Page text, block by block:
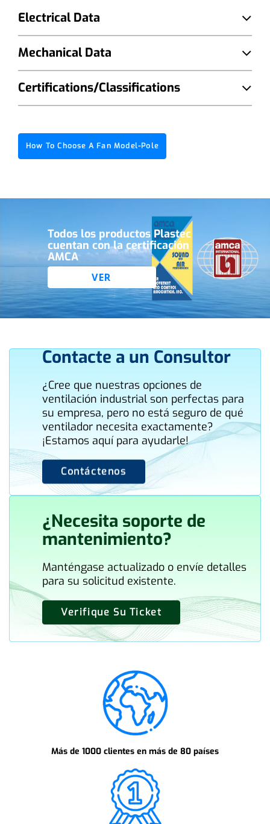
Electrical Data
Mechanical Data
Certifications/Classifications
How To Choose A Fan Model-Pole
Todos los productos Plastec
cuentan con la certificación
AMCA
VER
Contacte a un Consultor
¿Cree que nuestras opciones de
ventilación industrial son perfectas para
su empresa, pero no está seguro de qué
ventilador necesita exactamente?
¡Estamos aquí para ayudarle!
Contáctenos
¿Necesita soporte de
mantenimiento?
Manténgase actualizado o envíe detalles
para su solicitud existente.
Verifique Su Ticket
Más de 1000 clientes en más de 80 países